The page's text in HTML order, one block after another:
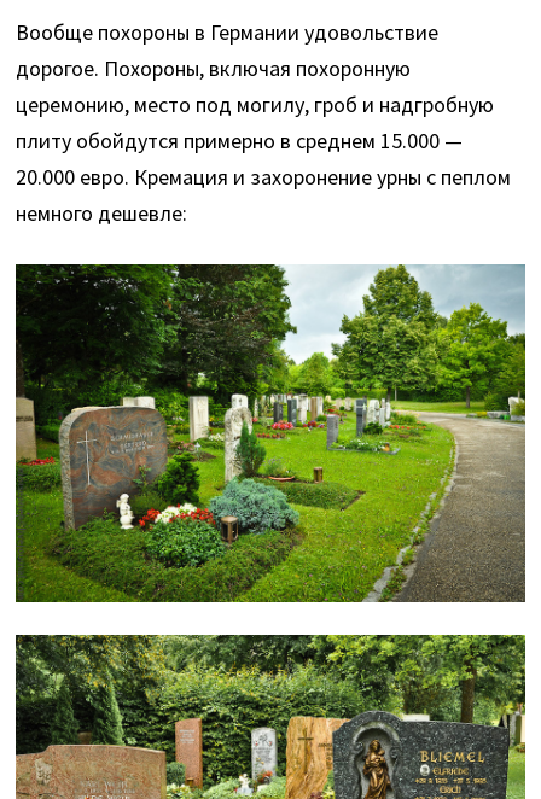
Вообще похороны в Германии удовольствие
дорогое. Похороны, включая похоронную
церемонию, место под могилу, гроб и надгробную
плиту обойдутся примерно в среднем 15.000 —
20.000 евро. Кремация и захоронение урны с пеплом
немного дешевле: